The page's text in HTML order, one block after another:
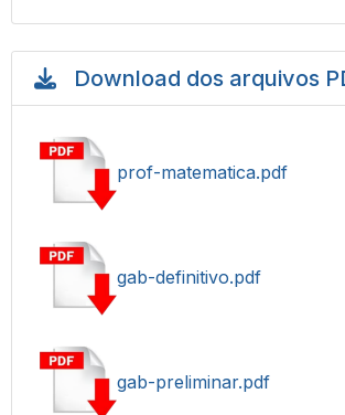
Download dos arquivos
prof-matematica.pdf
gab-definitivo.pdf
gab-preliminar.pdf